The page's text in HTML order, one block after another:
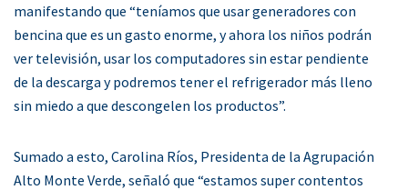
manifestando que “teníamos que usar generadores con
bencina que es un gasto enorme, y ahora los niños podrán
ver televisión, usar los computadores sin estar pendiente
de la descarga y podremos tener el refrigerador más lleno
sin miedo a que descongelen los productos”.
Sumado a esto, Carolina Ríos, Presidenta de la Agrupación
Alto Monte Verde, señaló que “estamos super contentos